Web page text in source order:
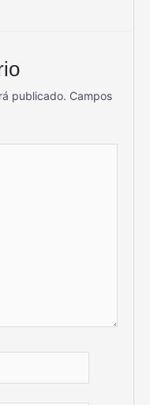
publicado. Campos